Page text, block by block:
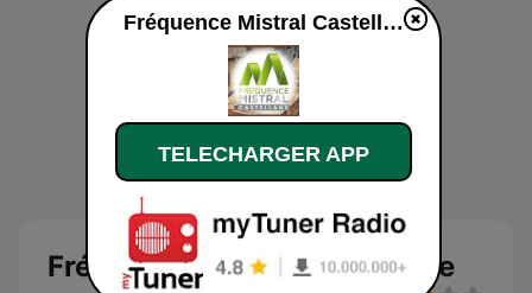
Fréquence Mistral Castellane
Fréquence Mistral Castellane en ligne
TELECHARGER APP